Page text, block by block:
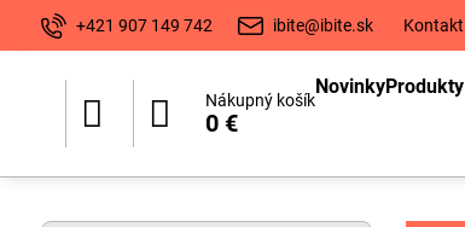
+421 907 149 742 ibite@ibite.sk Kontakt
Nákupný košík
0 €
NovinkyProdukty